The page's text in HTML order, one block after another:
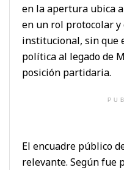
en la apertura ubica
en un rol protocolar
institucional, sin que
política al legado de
posición partidaria.
El encuadre público
relevante. Según fue